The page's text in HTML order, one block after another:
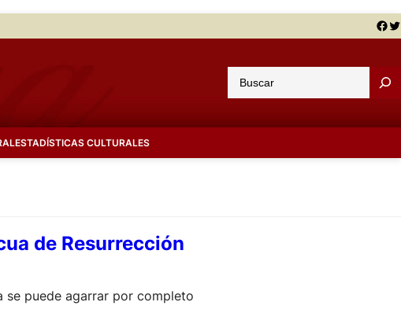
Facebook Twitter
u
a
ESTADÍSTICAS CULTURALES
de Resurrección
se puede agarrar por completo